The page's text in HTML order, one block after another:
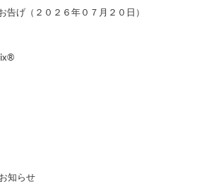
告げ（２０２６年０７月２０日）
知らせ